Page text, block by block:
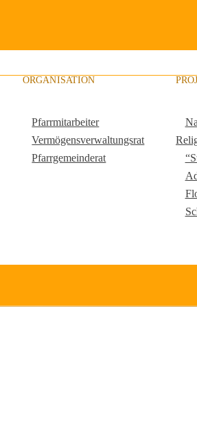
ORGANISATION
Pfarrmitarbeiter
Vermögensverwaltungsrat
Pfarrgemeinderat